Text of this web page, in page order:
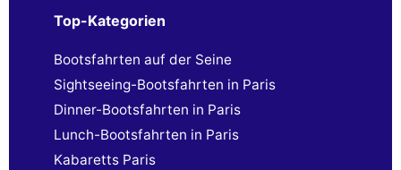
Top-Kategorien
Bootsfahrten auf der Seine
Sightseeing-Bootsfahrten in Paris
Dinner-Bootsfahrten in Paris
Lunch-Bootsfahrten in Paris
Kabaretts Paris